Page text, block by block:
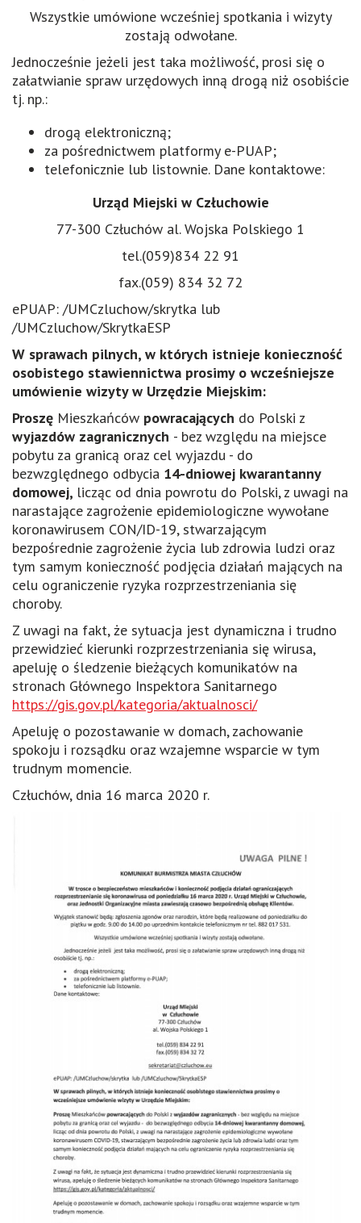
Wszystkie umówione wcześniej spotkania i wizyty
zostają odwołane.
Jednocześnie jeżeli jest taka możliwość, prosi się o
załatwianie spraw urzędowych inną drogą niż osobiście
tj. np.:
drogą elektroniczną;
za pośrednictwem platformy e-PUAP;
telefonicznie lub listownie. Dane kontaktowe:
Urząd Miejski w Człuchowie
77-300 Człuchów al. Wojska Polskiego 1
tel.(059)834 22 91
fax.(059) 834 32 72
ePUAP: /UMCzluchow/skrytka lub
/UMCzluchow/SkrytkaESP
W sprawach pilnych, w których istnieje konieczność
osobistego stawiennictwa prosimy o wcześniejsze
umówienie wizyty w Urzędzie Miejskim:
Proszę Mieszkańców powracających do Polski z
wyjazdów zagranicznych - bez względu na miejsce
pobytu za granicą oraz cel wyjazdu - do
bezwzględnego odbycia 14-dniowej kwarantanny
domowej, licząc od dnia powrotu do Polski, z uwagi na
narastające zagrożenie epidemiologiczne wywołane
koronawirusem CON/ID-19, stwarzającym
bezpośrednie zagrożenie życia lub zdrowia ludzi oraz
tym samym konieczność podjęcia działań mających na
celu ograniczenie ryzyka rozprzestrzeniania się
choroby.
Z uwagi na fakt, że sytuacja jest dynamiczna i trudno
przewidzieć kierunki rozprzestrzeniania się wirusa,
apeluję o śledzenie bieżących komunikatów na
stronach Głównego Inspektora Sanitarnego
https://gis.gov.pl/kategoria/aktualnosci/
Apeluję o pozostawanie w domach, zachowanie
spokoju i rozsądku oraz wzajemne wsparcie w tym
trudnym momencie.
Człuchów, dnia 16 marca 2020 r.